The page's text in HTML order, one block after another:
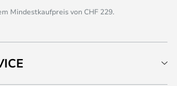
Mindestkaufpreis von CHF 229.